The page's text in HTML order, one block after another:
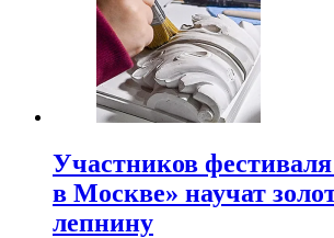
Участников
в Москве» научат
лепнину